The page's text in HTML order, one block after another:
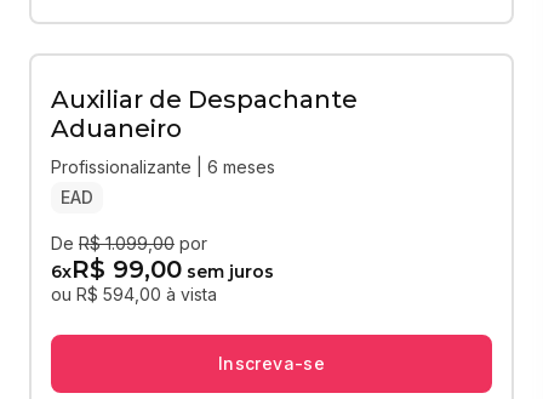
Auxiliar de Despachante
Aduaneiro
Profissionalizante | 6 meses
EAD
De R$ 1.099,00 por
6xR$ 99,00 sem juros
ou R$ 594,00 à vista
Inscreva-se